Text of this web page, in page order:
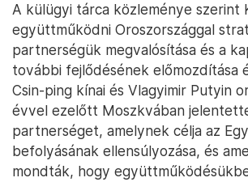
A külügyi tárca közleménye szerint
együttműködni Oroszországgal
partnerségük megvalósítása és a
további fejlődésének előmozdítása
Csin-ping kínai és Vlagyimir Putyin
évvel ezelőtt Moszkvában
partnerséget, amelynek célja az
befolyásának ellensúlyozása, és
mondták, hogy